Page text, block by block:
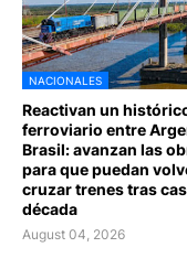
NACIONALES
Reactivan un
ferroviario entre
Brasil: avanzan las
para que puedan
cruzar trenes tras
década
August 04, 2026